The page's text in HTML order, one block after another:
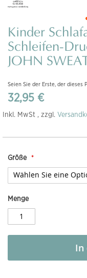
Zum
Anfang
der
Bildgalerie
Kinder
Schleifen-
JOHN SWEAT
Seien Sie der Erste, der dieses
32,95 €
Inkl. MwSt , zzgl.
Größe
Menge
In